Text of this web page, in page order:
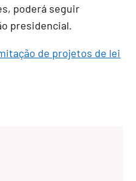
poderá seguir
presidencial.
de projetos de lei